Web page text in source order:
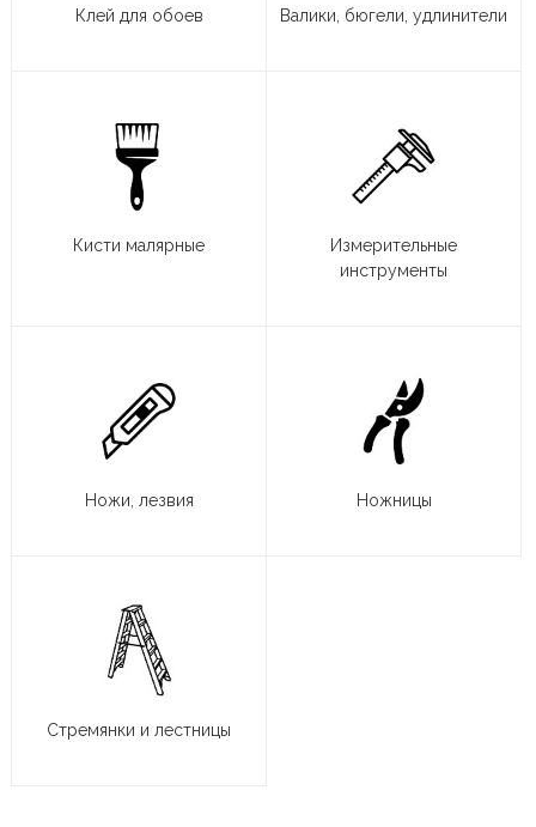
Клей для обоев Валики, бюгели, удлинители
Кисти малярные
Измерительные
инструменты
Ножи, лезвия Ножницы
Стремянки и лестницы